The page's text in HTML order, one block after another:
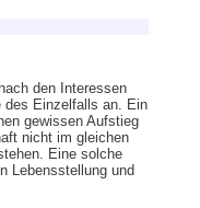
den Interessen
des Einzelfalls an. Ein
gewissen Aufstieg
nicht im gleichen
Eine solche
Lebensstellung und